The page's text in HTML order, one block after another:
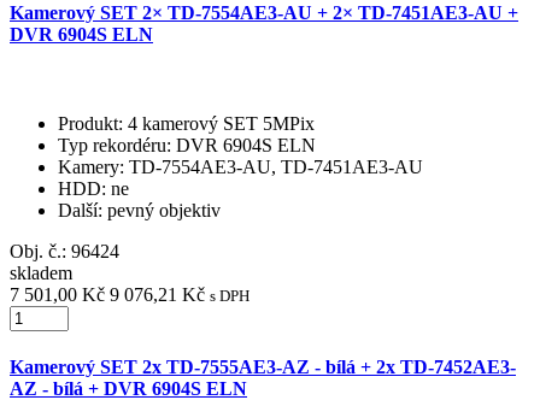
Kamerový SET 2× TD-7554AE3-AU + 2× TD-7451AE3-AU +
DVR 6904S ELN
Produkt: 4 kamerový SET 5MPix
Typ rekordéru: DVR 6904S ELN
Kamery: TD-7554AE3-AU, TD-7451AE3-AU
HDD: ne
Další: pevný objektiv
Obj. č.: 96424
skladem
7 501,00 Kč 9 076,21 Kč s DPH
Kamerový SET 2x TD-7555AE3-AZ - bílá + 2x TD-7452AE3-
AZ - bílá + DVR 6904S ELN